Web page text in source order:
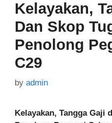
Kelayakan,
Dan Skop
Penolong
C29
by admin
Kelayakan, Tangga Gaji